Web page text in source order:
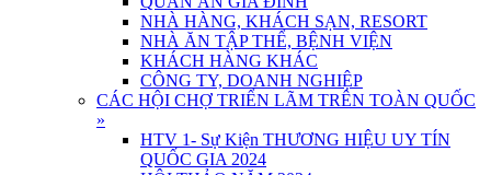
NHÀ HÀNG, KHÁCH SẠN, RESORT
NHÀ ĂN TẬP THỂ, BỆNH VIỆN
KHÁCH HÀNG KHÁC
CÔNG TY, DOANH NGHIỆP
CÁC HỘI CHỢ TRIỂN LÃM TRÊN TOÀN QUỐC
»
HTV 1- Sự Kiện THƯƠNG HIỆU UY TÍN
QUỐC GIA 2024